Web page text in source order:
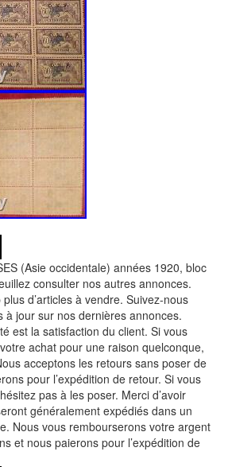
(Asie occidentale) années 1920, bloc
consulter nos autres annonces.
d’articles à vendre. Suivez-nous
à jour sur nos dernières annonces.
est la satisfaction du client. Si vous
achat pour une raison quelconque,
acceptons les retours sans poser de
pour l’expédition de retour. Si vous
pas à les poser. Merci d’avoir
généralement expédiés dans un
Nous vous rembourserons votre argent
et nous paierons pour l’expédition de